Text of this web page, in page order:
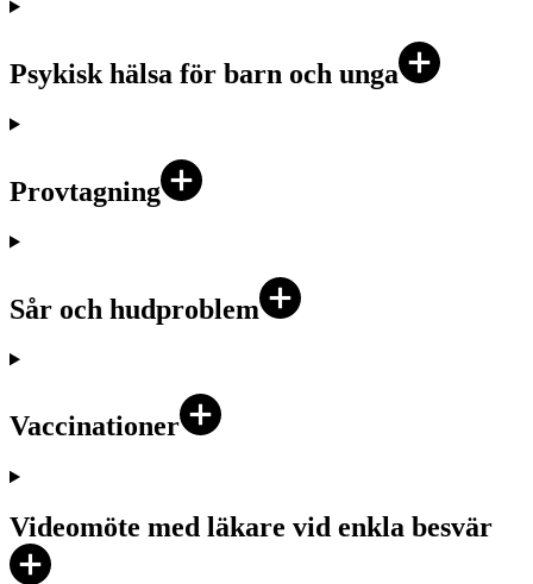
Psykisk hälsa för barn och unga
Provtagning
Sår och hudproblem
Vaccinationer
Videomöte med läkare vid enkla besvär